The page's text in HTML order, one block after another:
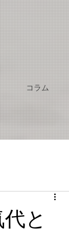
コラム
と